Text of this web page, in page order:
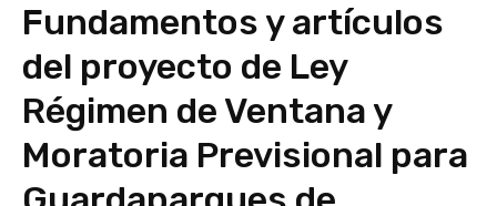
Fundamentos y artículos
del proyecto de Ley
Régimen de Ventana y
Moratoria Previsional para